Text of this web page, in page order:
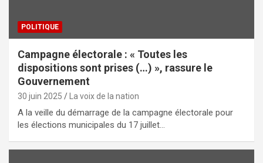
POLITIQUE
Campagne électorale : « Toutes les
dispositions sont prises (…) », rassure le
Gouvernement
30 juin 2025 La voix de la nation
A la veille du démarrage de la campagne électorale pour
les élections municipales du 17 juillet…